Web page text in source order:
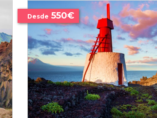
Desde 550€